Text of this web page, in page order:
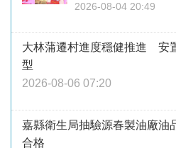
2026-08-04 20:49
大林蒲遷村進度穩健推進 安
型
2026-08-06 07:20
嘉縣衛生局抽驗源春製油廠
合格